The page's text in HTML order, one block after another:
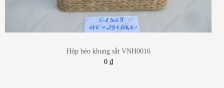
Hộp bèo khung sắt VNH0016
0 ₫